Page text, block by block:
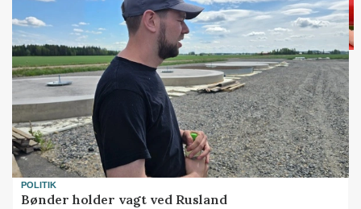
POLITIK
Bønder holder vagt ved Rusland